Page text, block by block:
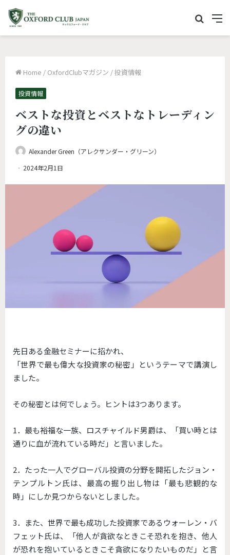
M
e
イ
索
Home / OxfordClubマガジン /投資情報
投資情報
ベストな投資とベストなトレーディン
グの違い
Alexander Green（アレクサンダー・グリーン）
2024年2月1日
先日ある金融セミナーに招かれ、
「世界で最も偉大な投資家の秘密」というテーマで講演し
ました。
その秘密とは何でしょう。ヒントは3つあります。
1．最も裕福な一族、ロスチャイルド男爵は、「買い時とは
通りに血が流れている時だ」と言いました。
2．たった一人でグローバル投資の分野を開拓したジョン・
テンプルトン氏は、最高の掘り出し物は「最も悲観的な
時」にしか見つからないとしました。
3．また、世界で最も成功した投資家であるウォーレン・バ
フェット氏は、「他人が貪欲なときこそ恐れを抱き、他人
が恐れを抱いているときこそ貪欲になりたいものだ」と言